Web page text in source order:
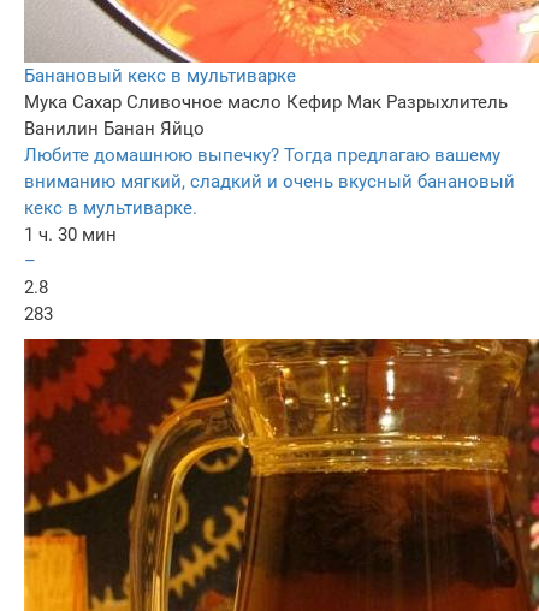
Банановый кекс в мультиварке
Мука Сахар Сливочное масло Кефир Мак Разрыхлитель
Ванилин Банан Яйцо
Любите домашнюю выпечку? Тогда предлагаю вашему
вниманию мягкий, сладкий и очень вкусный банановый
кекс в мультиварке.
1 ч. 30 мин
–
2.8
283